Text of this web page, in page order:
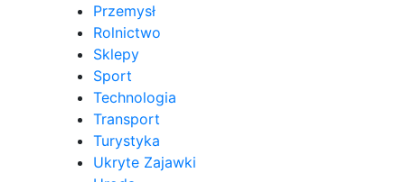
Przemysł
Rolnictwo
Sklepy
Sport
Technologia
Transport
Turystyka
Ukryte Zajawki